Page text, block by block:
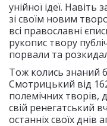
унійної ідеї.
зі своїм новим
всі православні
рукопис твору
порвали та
Тож колись знаний
Смотрицький від
полемічних творів,
свій ренегатський
останніх своїх днів